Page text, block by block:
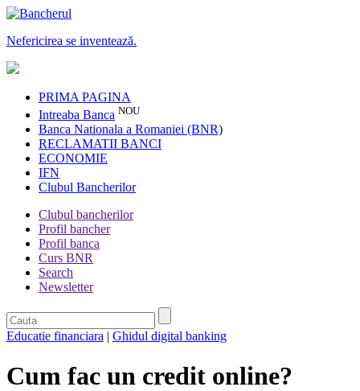
Nefericirea se inventează.
PRIMA PAGINA
Intreaba Banca NOU
Banca Nationala a Romaniei (BNR)
RECLAMATII BANCI
ECONOMIE
IFN
Clubul Bancherilor
Clubul bancherilor
Profil bancher
Profil banca
Curs BNR
Search
Newsletter
Educatie financiara | Ghidul digital banking
Cum fac un credit online?